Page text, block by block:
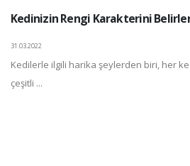
Kedinizin Rengi Karakterini
31.03.2022
Kedilerle ilgili harika şeylerden biri, her
çeşitli ...